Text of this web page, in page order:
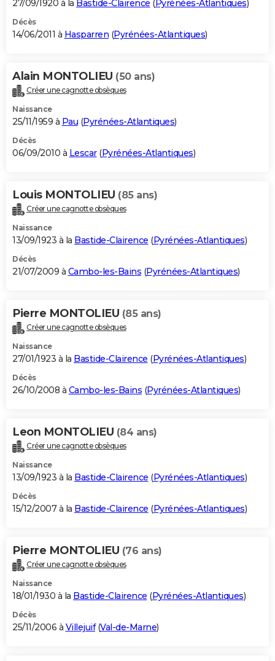
27/09/1920 à la Bastide-Clairence ( Pyrénées-Atlantiques)
Décès
14/06/2011 à Hasparren (Pyrénées-Atlantiques)
Alain MONTOLIEU (50 ans)
Créer une cagnotte obsèques
Naissance
25/11/1959 à Pau (Pyrénées-Atlantiques)
Décès
06/09/2010 à Lescar(Pyrénées-Atlantiques)
Louis MONTOLIEU (85 ans)
Créer une cagnotte obsèques
Naissance
13/09/1923 à la Bastide-Clairence (Pyrénées-Atlantiques)
Décès
21/07/2009 à Cambo-les-Bains (Pyrénées-Atlantiques)
Pierre MONTOLIEU (85 ans)
Créer une cagnotte obsèques
Naissance
27/01/1923 à la Bastide-Clairence (Pyrénées-Atlantiques)
Décès
26/10/2008 à Cambo-les-Bains (Pyrénées-Atlantiques)
Leon MONTOLIEU (84 ans)
Créer une cagnotte obsèques
Naissance
13/09/1923 à la Bastide-Clairence (Pyrénées-Atlantiques)
Décès
15/12/2007 à la Bastide-Clairence (Pyrénées-Atlantiques)
Pierre MONTOLIEU (76 ans)
Créer une cagnotte obsèques
Naissance
18/01/1930 à la Bastide-Clairence (Pyrénées-Atlantiques)
Décès
25/11/2006 à Villejuif(Val-de-Marne)